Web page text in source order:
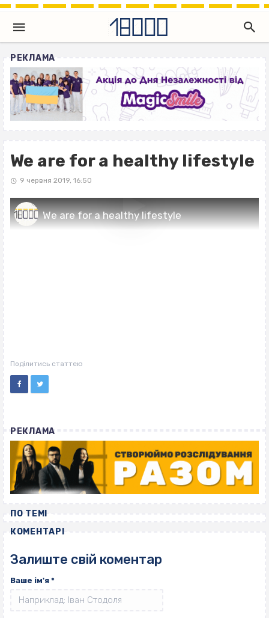
РЕКЛАМА
We are for a healthy lifestyle
9 червня 2019, 16:50
We are for a healthy lifestyle
Поділитись статтею
РЕКЛАМА
ПО ТЕМІ
КОМЕНТАРІ
Залиште свій коментар
Ваше ім'я *